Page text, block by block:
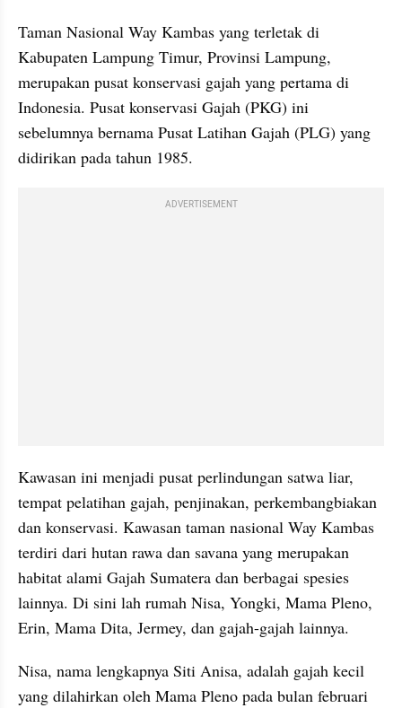
Taman Nasional Way Kambas yang terletak di
Kabupaten Lampung Timur, Provinsi Lampung,
merupakan pusat konservasi gajah yang pertama di
Indonesia. Pusat konservasi Gajah (PKG) ini
sebelumnya bernama Pusat Latihan Gajah (PLG) yang
didirikan pada tahun 1985.
ADVERTISEMENT
Kawasan ini menjadi pusat perlindungan satwa liar,
tempat pelatihan gajah, penjinakan, perkembangbiakan
dan konservasi. Kawasan taman nasional Way Kambas
terdiri dari hutan rawa dan savana yang merupakan
habitat alami Gajah Sumatera dan berbagai spesies
lainnya. Di sini lah rumah Nisa, Yongki, Mama Pleno,
Erin, Mama Dita, Jermey, dan gajah-gajah lainnya.
Nisa, nama lengkapnya Siti Anisa, adalah gajah kecil
yang dilahirkan oleh Mama Pleno pada bulan februari